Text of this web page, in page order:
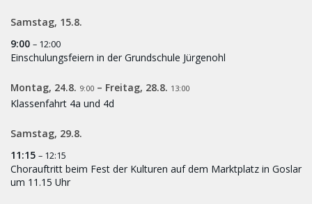
Samstag, 15.8.
9:00 – 12:00
Einschulungsfeiern in der Grundschule Jürgenohl
Montag, 24.8. 9:00 – Freitag, 28.8. 13:00
Klassenfahrt 4a und 4d
Samstag, 29.8.
11:15 – 12:15
Chorauftritt beim Fest der Kulturen auf dem Marktplatz in Goslar
um 11.15 Uhr